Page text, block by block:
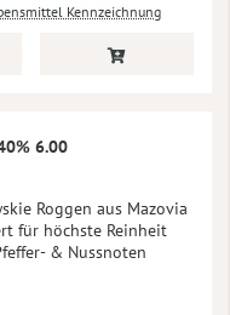
Kennzeichnung
6.00
Roggen aus Mazovia
für höchste Reinheit
& Nussnoten